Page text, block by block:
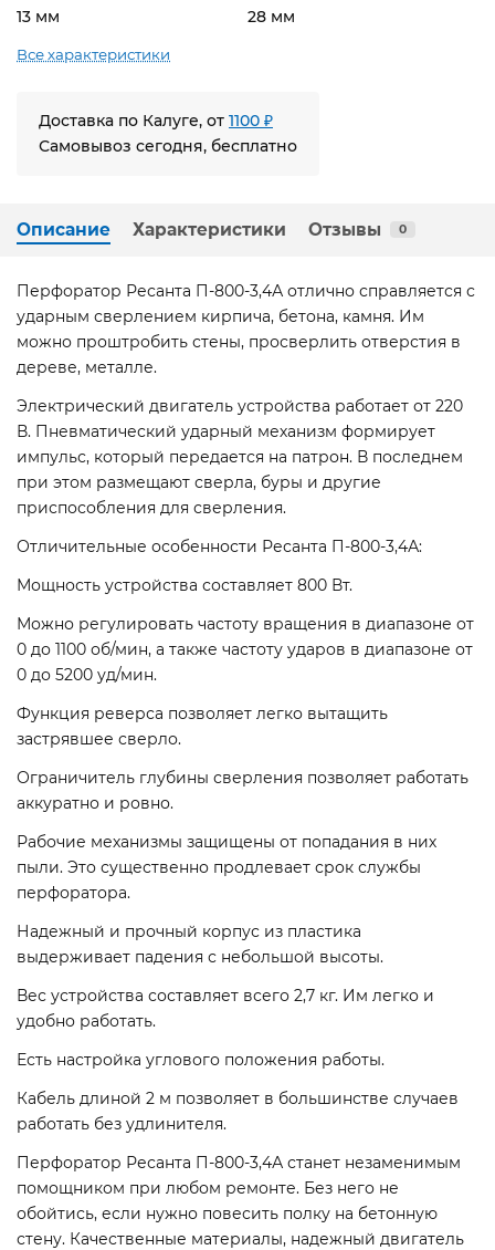
13 мм 28 мм
Все характеристики
Доставка по Калуге, от 1100 ₽
Самовывоз сегодня, бесплатно
Описание Характеристики Отзывы 0
Перфоратор Ресанта П-800-3,4А отлично справляется с
ударным сверлением кирпича, бетона, камня. Им
можно проштробить стены, просверлить отверстия в
дереве, металле.
Электрический двигатель устройства работает от 220
В. Пневматический ударный механизм формирует
импульс, который передается на патрон. В последнем
при этом размещают сверла, буры и другие
приспособления для сверления.
Отличительные особенности Ресанта П-800-3,4А:
Мощность устройства составляет 800 Вт.
Можно регулировать частоту вращения в диапазоне от
0 до 1100 об/мин, а также частоту ударов в диапазоне от
0 до 5200 уд/мин.
Функция реверса позволяет легко вытащить
застрявшее сверло.
Ограничитель глубины сверления позволяет работать
аккуратно и ровно.
Рабочие механизмы защищены от попадания в них
пыли. Это существенно продлевает срок службы
перфоратора.
Надежный и прочный корпус из пластика
выдерживает падения с небольшой высоты.
Вес устройства составляет всего 2,7 кг. Им легко и
удобно работать.
Есть настройка углового положения работы.
Кабель длиной 2 м позволяет в большинстве случаев
работать без удлинителя.
Перфоратор Ресанта П-800-3,4А станет незаменимым
помощником при любом ремонте. Без него не
обойтись, если нужно повесить полку на бетонную
стену. Качественные материалы, надежный двигатель